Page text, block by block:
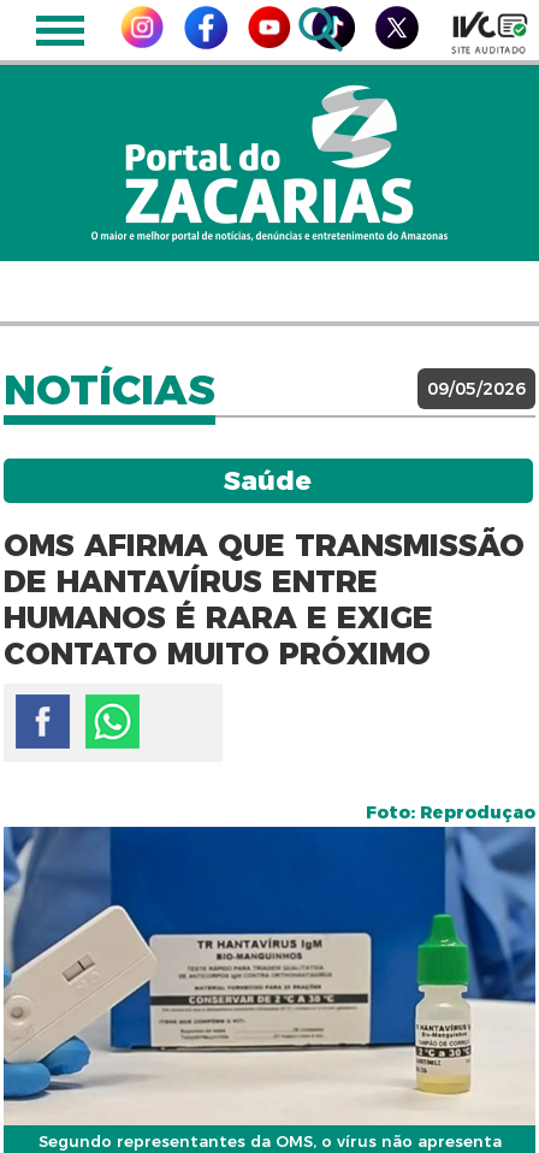
NOTÍCIAS 09/05/2026
Saúde
OMS AFIRMA QUE TRANSMISSÃO
DE HANTAVÍRUS ENTRE
HUMANOS É RARA E EXIGE
CONTATO MUITO PRÓXIMO
Foto: Reproduçao
Segundo representantes da OMS, o vírus não apresenta